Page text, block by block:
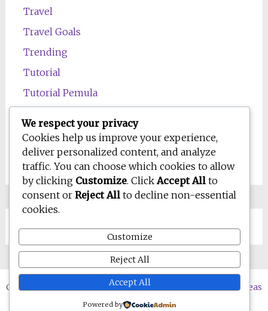
Travel
Travel Goals
Trending
Tutorial
Tutorial Pemula
Wawasan
Wellness
Copyright © 2026
WD-IQ.com | Personal Blog & Digital Ideas
. All rights reserved. Tema: Radiate
We respect your privacy
Cookies help us improve your experience,
deliver personalized content, and analyze
traffic. You can choose which cookies to allow
by clicking Customize. ClickAccept All to
consent or Reject All to decline non-essential
cookies.
Customize
Reject All
Accept All
Powered by